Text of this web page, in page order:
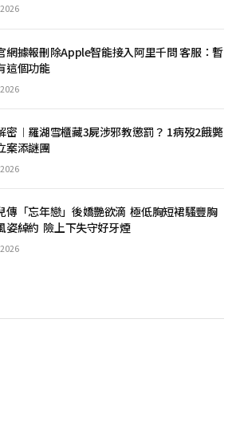
網據報刪除Apple智能接入阿里千問 客服：暫
這個功能
密︱羅湖雪櫃藏3屍涉邪教懲罰？ 1病歿2餓斃
案添謎團
傳「忘年戀」後嬌艷欲滴 極低胸短裙騷豐胸
姿綽約 險上下失守好牙煙